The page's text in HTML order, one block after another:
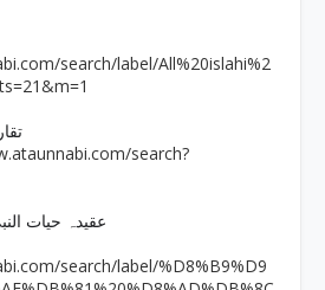
search/label/All%20islahi%2
��
search?
�� عقیدہ حیات
search/label/%D8%B9%D9